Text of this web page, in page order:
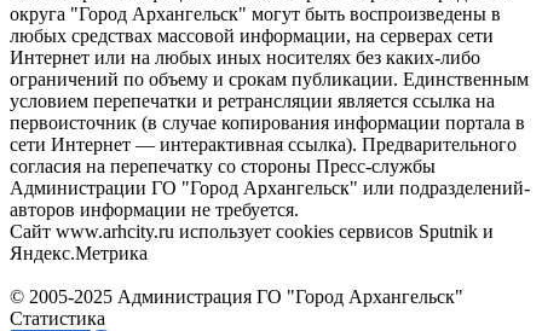
округа "Город Архангельск" могут быть воспроизведены в
любых средствах массовой информации, на серверах сети
Интернет или на любых иных носителях без каких-либо
ограничений по объему и срокам публикации. Единственным
условием перепечатки и ретрансляции является ссылка на
первоисточник (в случае копирования информации портала в
сети Интернет — интерактивная ссылка). Предварительного
согласия на перепечатку со стороны Пресс-службы
Администрации ГО "Город Архангельск" или подразделений-
авторов информации не требуется.
Сайт www.arhcity.ru использует cookies сервисов Sputnik и
Яндекс.Метрика
© 2005-2025 Администрация ГО "Город Архангельск"
Статистика